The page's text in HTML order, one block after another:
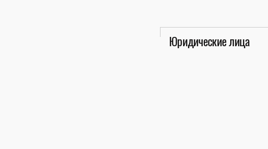
Юридические лица